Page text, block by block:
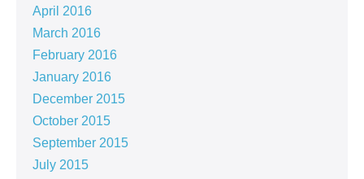
April 2016
March 2016
February 2016
January 2016
December 2015
October 2015
September 2015
July 2015